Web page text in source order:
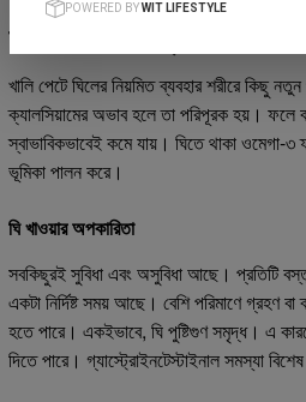
আর্থ্রাইটিস রোগ দূর করে
খালি পেটে ঘিলের নিয়মিত ব্যবহার শরীরে কিছু
ক্যালসিয়ামের অভাব হলে তা পরিপূরক হয়। ফলে
স্বাভাবিকভাবেই কমে যায়। ঘিতে থাকা ওমেগা-
ভূমিকা পালন করে।
ঘি খাওয়ার অপকারিতা
সবকিছুরই সুবিধা এবং অসুবিধা আছে। প্রতিটি
একটা নির্দিষ্ট সময় আছে। বেশি পরিমাণে গ্রহণ
হতে পারে। একইভাবে, ঘি পুষ্টিগুণ সমৃদ্ধ। এ
দিতে পারে। গ্যাস্ট্রোইনটেস্টাইনাল সমস্যা
POWERED BYWIT LIFESTYLE